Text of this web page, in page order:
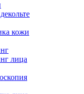
кожи
лица